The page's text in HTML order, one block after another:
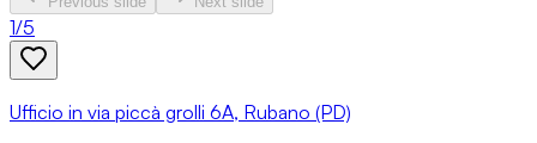
1/5
Ufficio in via piccà grolli 6A, Rubano (PD)